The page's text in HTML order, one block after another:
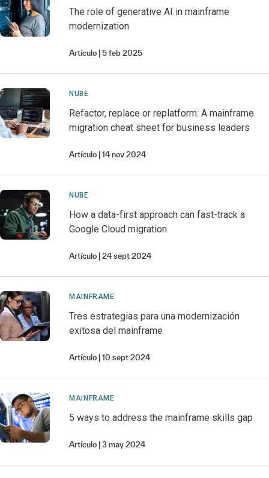
The role of generative AI in mainframe
modernization
Artículo 5 feb 2025
NUBE
Refactor, replace or replatform: A mainframe
migration cheat sheet for business leaders
Artículo 14 nov 2024
NUBE
How a data-first approach can fast-track a
Google Cloud migration
Artículo 24 sept 2024
MAINFRAME
Tres estrategias para una modernización
exitosa del mainframe
Artículo 10 sept 2024
MAINFRAME
5 ways to address the mainframe skills gap
Artículo 3 may 2024